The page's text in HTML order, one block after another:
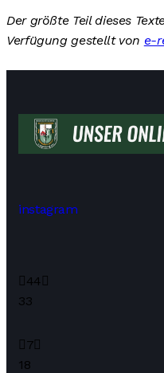
Der größte Teil dieses
Verfügung gestellt von e-
instagram
44
33
7
18